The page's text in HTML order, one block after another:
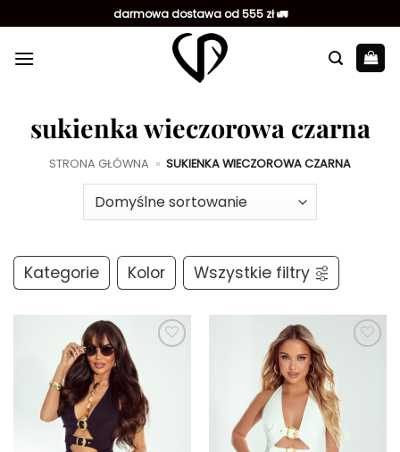
do
zawartości
darmowa dostawa od 555 zł 🚛
sukienka wieczorowa czarna
STRONA GŁÓWNA » SUKIENKA WIECZOROWA CZARNA
Kategorie Kolor Wszystkie filtry
Dodaj do
ulubionych
Dodaj do
ulubionych